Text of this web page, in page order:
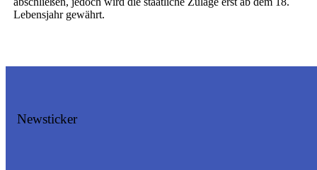
Lebensjahr gewährt.
Newsticker